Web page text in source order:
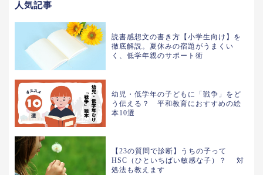
人気記事
読書感想文の書き方【小学生向け】を
徹底解説。夏休みの宿題がうまくい
く、低学年親のサポート術
幼児・低学年の子どもに「戦争」をど
う伝える？ 平和教育におすすめの絵
本10選
【23の質問で診断】うちの子って
HSC（ひといちばい敏感な子）？ 対
処法も教えます